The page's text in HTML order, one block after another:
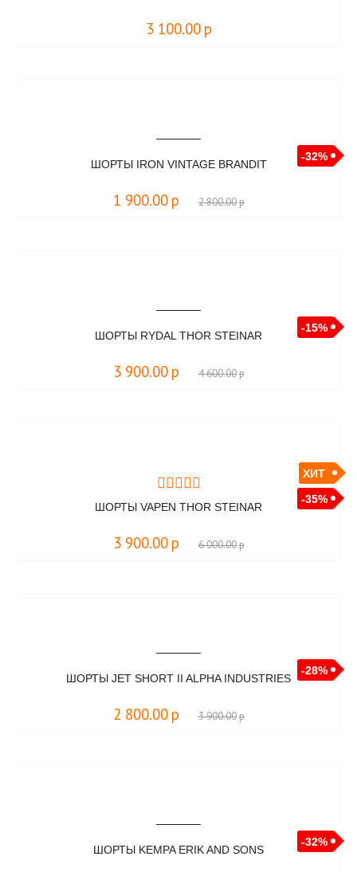
3 100.00 р
-32%
ШОРТЫ IRON VINTAGE BRANDIT
1 900.00 р 2 800.00р
-15%
ШОРТЫ RYDAL THOR STEINAR
3 900.00 р 4 600.00р
-35%
ХИТ
ШОРТЫ VAPEN THOR STEINAR
3 900.00 р 6 000.00р
-28%
ШОРТЫ JET SHORT II ALPHA INDUSTRIES
2 800.00 р 3 900.00р
-32%
ШОРТЫ KEMPA ERIK AND SONS